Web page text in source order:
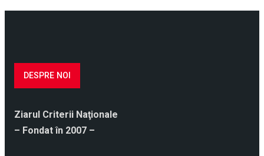
DESPRE NOI
Ziarul Criterii Naţionale
– Fondat în 2007 –